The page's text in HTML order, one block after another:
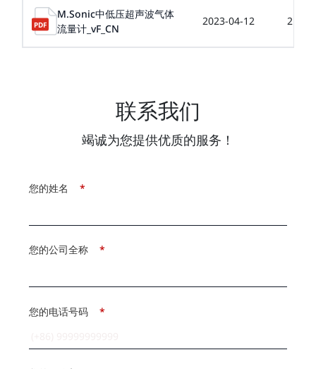
M.Sonic中低压超声波气体
流量计_vF_CN
2023-04-12
联系我们
竭诚为您提供优质的服务！
*
您的姓名
*
您的公司全称
*
您的电话号码